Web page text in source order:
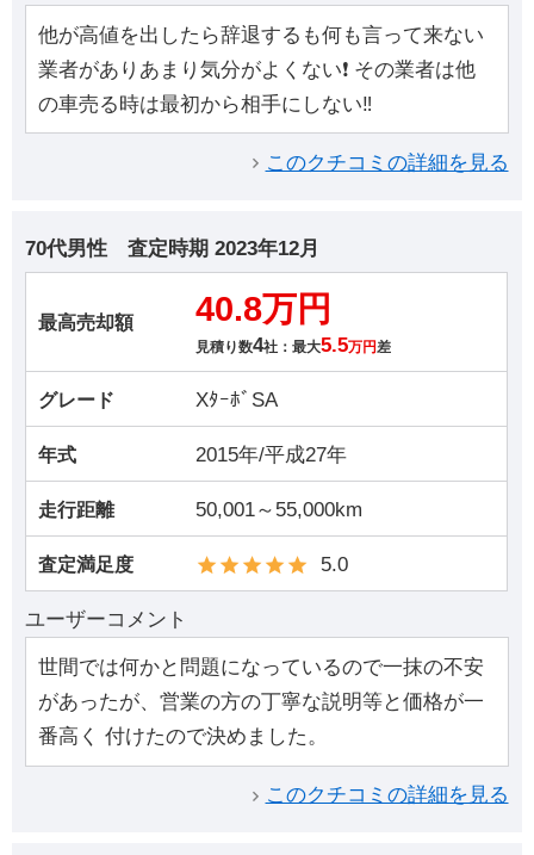
他が高値を出したら辞退するも何も言って来ない
業者がありあまり気分がよくない❗ その業者は他
の車売る時は最初から相手にしない‼️
このクチコミの詳細を見る
70代男性 査定時期 2023年12月
最高売却額 40.8万円
見積り数4社：最大5.5万円差
グレード XﾀｰﾎﾞSA
年式 2015年/平成27年
走行距離 50,001～55,000km
査定満足度 5.0
ユーザーコメント
世間では何かと問題になっているので一抹の不安
があったが、営業の方の丁寧な説明等と価格が一
番高く 付けたので決めました。
このクチコミの詳細を見る